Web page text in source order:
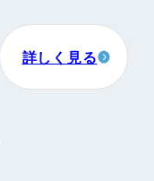
詳しく見る